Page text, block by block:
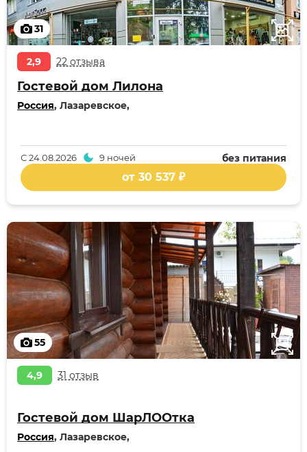
31
2,9 22 отзыва
Гостевой дом Лилона
Россия, Лазаревское,
без питания
С24.08.2026 9 ночей
от 30 537 ₽
55
4,9 31 отзыв
Гостевой дом ШарЛООтка
Россия, Лазаревское,